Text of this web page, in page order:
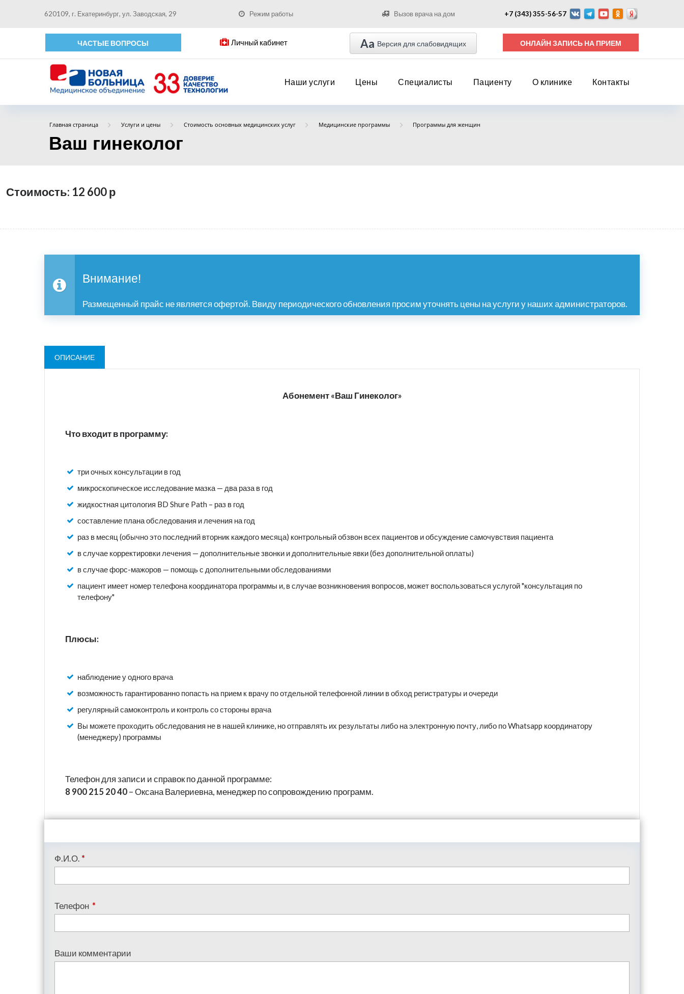
620109, г. Екатеринбург, ул. Заводская, 29 Режим работы Вызов врача на дом +7 (343) 355-56-57
ЧАСТЫЕ ВОПРОСЫ Личный кабинет Aa Версия для слабовидящих ОНЛАЙН ЗАПИСЬ НА ПРИЕМ
Наши услуги Цены Специалисты Пациенту О клинике Контакты
Главная страница Услуги и цены Стоимость основных медицинских услуг Медицинские программы Программы для женщин
Ваш гинеколог
Стоимость: 12 600р
Внимание!
Размещенный прайс не является офертой. Ввиду периодического обновления просим уточнять цены на услуги у наших администраторов.
ОПИСАНИЕ
Абонемент «Ваш Гинеколог»
Что входит в программу:
три очных консультации в год
микроскопическое исследование мазка — два раза в год
жидкостная цитология BD Shure Path – раз в год
составление плана обследования и лечения на год
раз в месяц (обычно это последний вторник каждого месяца) контрольный обзвон всех пациентов и обсуждение самочувствия пациента
в случае корректировки лечения — дополнительные звонки и дополнительные явки (без дополнительной оплаты)
в случае форс-мажоров — помощь с дополнительными обследованиями
пациент имеет номер телефона координатора программы и, в случае возникновения вопросов, может воспользоваться услугой "консультация по
телефону"
Плюсы:
наблюдение у одного врача
возможность гарантированно попасть на прием к врачу по отдельной телефонной линии в обход регистратуры и очереди
регулярный самоконтроль и контроль со стороны врача
Вы можете проходить обследования не в нашей клинике, но отправлять их результаты либо на электронную почту, либо по Whatsapp координатору
(менеджеру) программы
Телефон для записи и справок по данной программе:
8 900 215 20 40 – Оксана Валериевна, менеджер по сопровождению программ.
Ф.И.О. *
Телефон *
Ваши комментарии